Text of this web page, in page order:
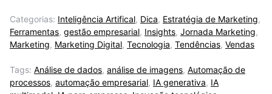
Categorias: Inteligência Artifical, Dica, Estratégia de Marketing,
Ferramentas, gestão empresarial, Insights, Jornada Marketing,
Marketing, Marketing Digital, Tecnologia, Tendências, Vendas
Tags: Análise de dados, análise de imagens, Automação de
processos, automação empresarial, IA generativa, IA